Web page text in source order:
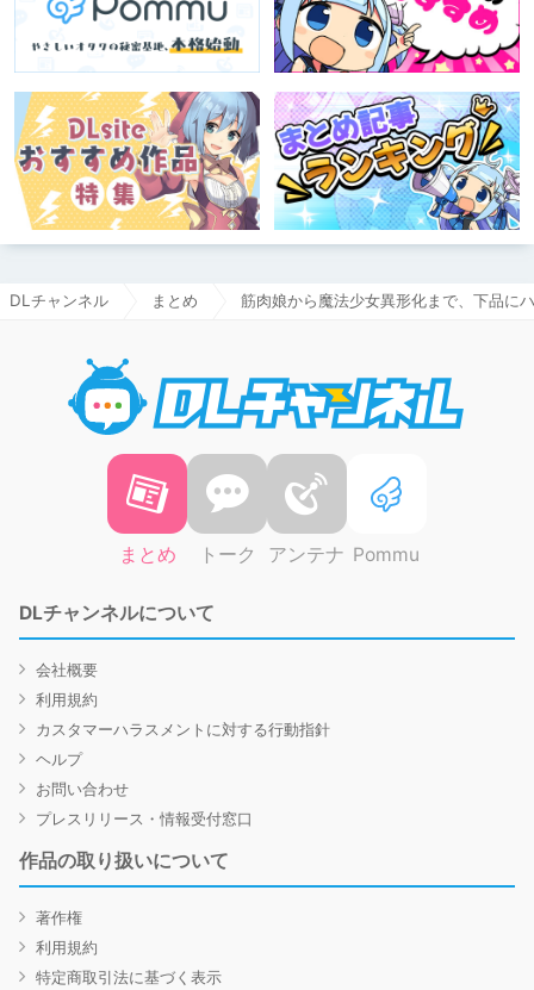
DLチャンネル まとめ 筋肉娘から魔法少女異形化まで、下品に
まとめ トーク アンテナ Pommu
DLチャンネルについて
会社概要
利用規約
カスタマーハラスメントに対する行動指針
ヘルプ
お問い合わせ
プレスリリース・情報受付窓口
作品の取り扱いについて
著作権
利用規約
特定商取引法に基づく表示